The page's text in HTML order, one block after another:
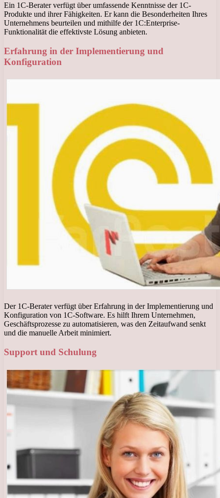
Ein 1C-Berater verfügt über umfassende Kenntnisse der 1C-
Produkte und ihrer Fähigkeiten. Er kann die Besonderheiten Ihres
Unternehmens beurteilen und mithilfe der 1C:Enterprise-
Funktionalität die effektivste Lösung anbieten.
Erfahrung in der Implementierung und
Konfiguration
Der 1C-Berater verfügt über Erfahrung in der Implementierung und
Konfiguration von 1C-Software. Es hilft Ihrem Unternehmen,
Geschäftsprozesse zu automatisieren, was den Zeitaufwand senkt
und die manuelle Arbeit minimiert.
Support und Schulung